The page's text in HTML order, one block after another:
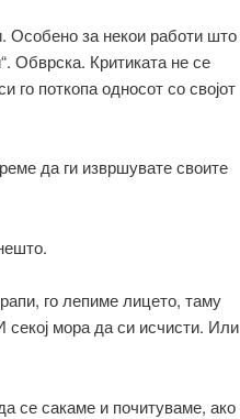
Особено за некои работи што
Обврска. Критиката не се
го поткопа односот со својот
да ги извршувате своите
го лепиме лицето, таму
мора да си исчисти. Или
се сакаме и почитуваме, ако